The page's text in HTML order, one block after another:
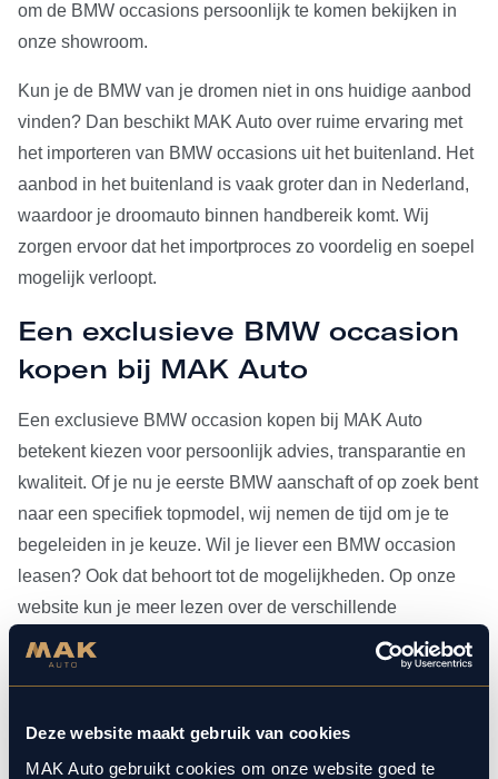
Deze website maakt gebruik van cookies
MAK Auto gebruikt cookies om onze website goed te
om de BMW occasions persoonlijk te komen bekijken in
onze showroom.
Kun je de BMW van je dromen niet in ons huidige aanbod
vinden? Dan beschikt MAK Auto over ruime ervaring met
het importeren van BMW occasions uit het buitenland. Het
aanbod in het buitenland is vaak groter dan in Nederland,
waardoor je droomauto binnen handbereik komt. Wij
zorgen ervoor dat het importproces zo voordelig en soepel
mogelijk verloopt.
Een exclusieve BMW occasion
kopen bij MAK Auto
Een exclusieve BMW occasion kopen bij MAK Auto
betekent kiezen voor persoonlijk advies, transparantie en
kwaliteit. Of je nu je eerste BMW aanschaft of op zoek bent
naar een specifiek topmodel, wij nemen de tijd om je te
begeleiden in je keuze. Wil je liever een BMW occasion
leasen? Ook dat behoort tot de mogelijkheden. Op onze
website kun je meer lezen over de verschillende
leasevormen.
Heb je je BMW occasion eenmaal gevonden, dan kun je